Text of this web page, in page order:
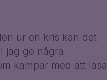
ur en kris kan det
jag ge några
kämpar med att läsa